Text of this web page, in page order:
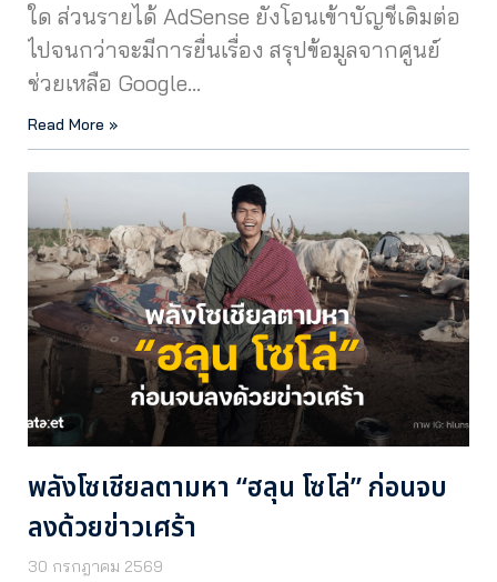
ใด ส่วนรายได้ AdSense ยังโอนเข้าบัญชีเดิมต่อ
ไปจนกว่าจะมีการยื่นเรื่อง สรุปข้อมูลจากศูนย์
ช่วยเหลือ Google…
Read More »
พลังโซเชียลตามหา “ฮลุน โซโล่” ก่อนจบ
ลงด้วยข่าวเศร้า
30 กรกฎาคม 2569